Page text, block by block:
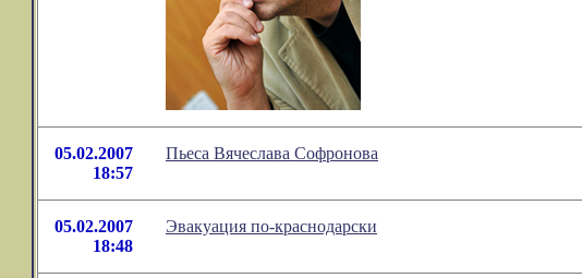
05.02.2007
18:57
Пьеса Вячеслава Софронова
05.02.2007
18:48
Эвакуация по-краснодарски